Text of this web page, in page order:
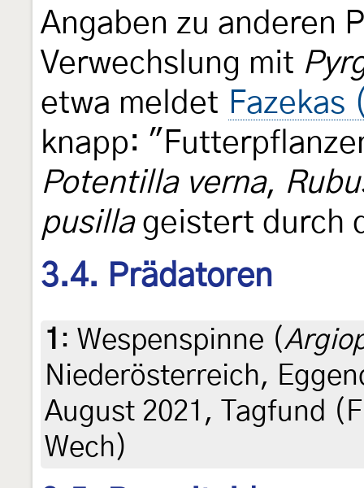
Angaben zu anderen
Verwechslung mit
etwa meldet Fazekas
knapp:
Potentilla verna,
pusillageistert durch
3.4. Prädatoren
1 : Wespenspinne (
Niederösterreich,
August 2021, Tagfund
Wech)